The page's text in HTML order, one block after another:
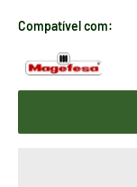
Compatível com: